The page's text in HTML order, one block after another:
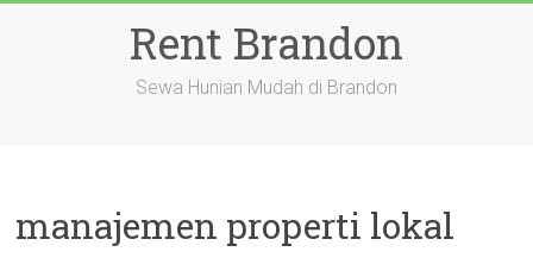
Rent Brandon
Sewa Hunian Mudah di Brandon
manajemen properti lokal